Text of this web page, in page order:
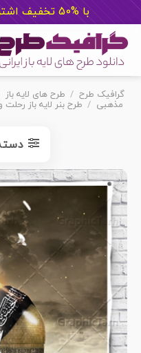
با %50 تخفیف اشتراک بخر
content
گرافیک طرح / طرح های لایه باز
مذهبی / طرح بنر لایه باز